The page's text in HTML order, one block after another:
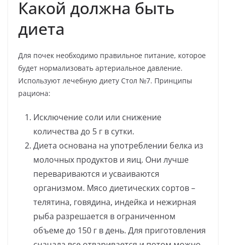
Какой должна быть
диета
Для почек необходимо правильное питание, которое
будет нормализовать артериальное давление.
Используют лечебную диету Стол №7. Принципы
рациона:
Исключение соли или снижение
количества до 5 г в сутки.
Диета основана на употреблении белка из
молочных продуктов и яиц. Они лучше
перевариваются и усваиваются
организмом. Мясо диетических сортов –
телятина, говядина, индейка и нежирная
рыба разрешается в ограниченном
объеме до 150 г в день. Для приготовления